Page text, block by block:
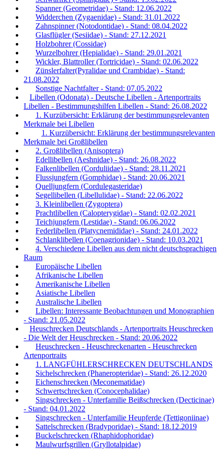
Spanner (Geometridae) - Stand: 12.06.2022
Widderchen (Zygaenidae) - Stand: 31.01.2022
Zahnspinner (Notodontidae) - Stand: 08.04.2022
Glasflügler (Sesiidae) - Stand: 27.12.2021
Holzbohrer (Cossidae)
Wurzelbohrer (Hepialidae) - Stand: 29.01.2021
Wickler, Blattroller (Tortricidae) - Stand: 02.06.2022
Zünslerfalter(Pyralidae und Crambidae) - Stand:
21.08.2022
Sonstige Nachtfalter - Stand: 07.05.2022
Libellen (Odonata) - Deutsche Libellen - Artenportraits
Libellen - Bestimmungshilfen Libellen - Stand: 26.08.2022
1. Kurzübersicht: Erklärung der bestimmungsrelevanten
Merkmale bei Libellen
1. Kurzübersicht: Erklärung der bestimmungsrelevanten
Merkmale bei Großlibellen
2. Großlibellen (Anisoptera)
Edellibellen (Aeshnidae) - Stand: 26.08.2022
Falkenlibellen (Corduliidae) - Stand: 28.11.2021
Flussjungfern (Gomphidae) - Stand: 20.06.2021
Quelljungfern (Cordulegasteridae)
Segellibellen (Libellulidae) - Stand: 22.06.2022
3. Kleinlibellen (Zygoptera)
Prachtlibellen (Calopterygidae) - Stand: 02.02.2021
Teichjungfern (Lestidae) - Stand: 06.06.2022
Federlibellen (Platycnemididae) - Stand: 24.01.2022
Schlanklibellen (Coenagrionidae) - Stand: 10.03.2021
4. Verschiedene Libellen aus dem nicht deutschsprachigen
Raum
Europäische Libellen
Afrikanische Libellen
Amerikanische Libellen
Asiatische Libellen
Australische Libellen
Libellen: Interessante Beobachtungen und Monographien
- Stand: 21.05.2022
Heuschrecken Deutschlands - Artenportraits Heuschrecken
- Die Welt der Heuschrecken - Stand: 20.06.2022
Heuschrecken - Heuschreckenarten - Heuschrecken
Artenportraits
1. LANGFÜHLERSCHRECKEN DEUTSCHLANDS
Sichelschrecken (Phaneropteridae) - Stand: 26.12.2020
Eichenschrecken (Meconematidae)
Schwertschrecken (Conocephalidae)
Singschrecken - Unterfamilie Beißschrecken (Decticinae)
- Stand: 04.01.2022
Singschrecken - Unterfamilie Heupferde (Tettigoniinae)
Sattelschrecken (Bradyporidae) - Stand: 18.12.2019
Buckelschrecken (Rhaphidophoridae)
Maulwurfsgrillen (Gryllotalpidae)